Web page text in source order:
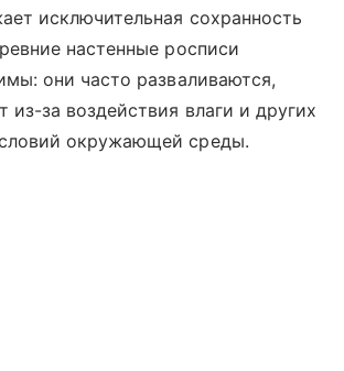
исключительная сохранность
настенные росписи
они часто разваливаются,
из-за воздействия влаги и других
окружающей среды.